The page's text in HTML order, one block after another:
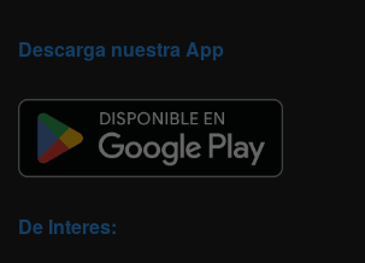
Descarga nuestra App
De Interes: